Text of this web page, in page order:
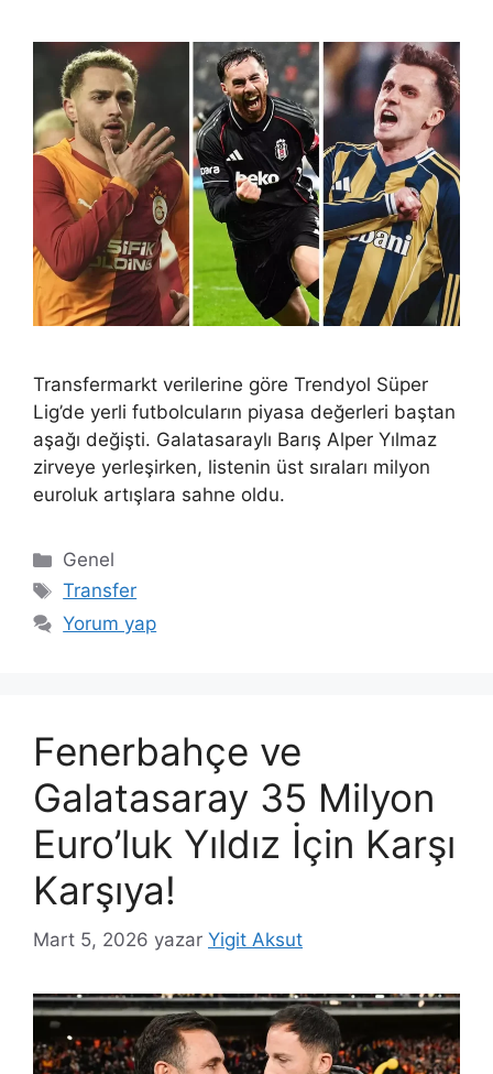
Transfermarkt verilerine göre Trendyol Süper
Lig’de yerli futbolcuların piyasa değerleri baştan
aşağı değişti. Galatasaraylı Barış Alper Yılmaz
zirveye yerleşirken, listenin üst sıraları milyon
euroluk artışlara sahne oldu.
Kategoriler
Genel
Etiketler
Transfer
Yorum yap
Fenerbahçe ve
Galatasaray 35 Milyon
Euro’luk Yıldız İçin Karşı
Karşıya!
Mart 5, 2026 yazar Yigit Aksut